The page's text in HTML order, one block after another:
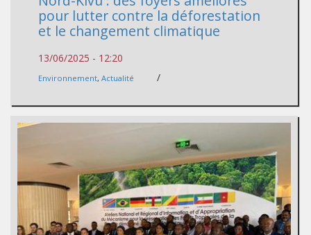
pour lutter contre la déforestation
et le changement climatique
13/06/2025 - 12:20
Environnement, Actualité /